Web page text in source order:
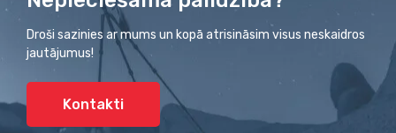
Droši sazinies ar mums un kopā atrisināsim visus neskaidros
jautājumus!
Kontakti